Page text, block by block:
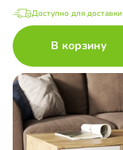
Доступно для доставки
В корзину